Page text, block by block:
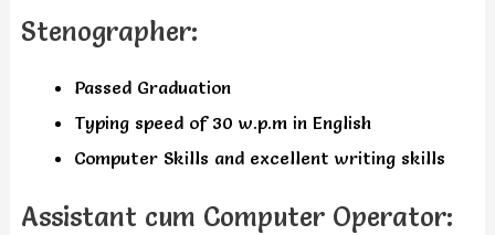
Stenographer:
Passed Graduation
Typing speed of 30 w.p.m in English
Computer Skills and excellent writing skills
Assistant cum Computer Operator: